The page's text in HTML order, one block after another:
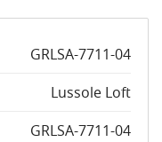
GRLSA-7711-04
Lussole Loft
GRLSA-7711-04